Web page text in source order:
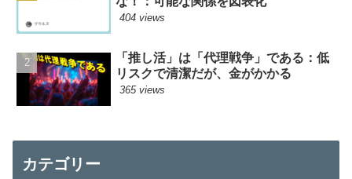
404 views
「推し活」は「代理戦争」である：低
リスクで清潔だが、金がかかる
365 views
カテゴリー